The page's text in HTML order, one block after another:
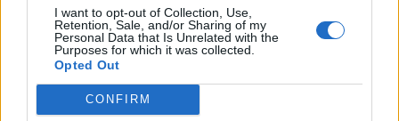
I want to opt-out of Collection, Use,
Retention, Sale, and/or Sharing of my
Personal Data that Is Unrelated with the
Purposes for which it was collected.
Opted Out
CONFIRM
Οι νέοι που άντεξαν - Γράφει ο Δημήτρης
Τζανιδάκης